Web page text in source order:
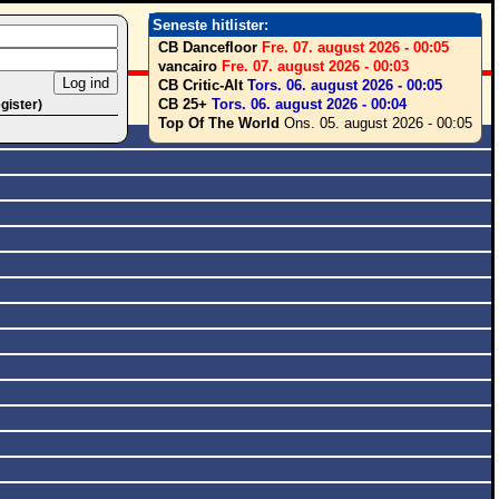
Seneste hitlister:
CB Dancefloor Fre. 07. august 2026 - 00:05
vancairo Fre. 07. august 2026 - 00:03
CB Critic-Alt Tors. 06. august 2026 - 00:05
CB 25+ Tors. 06. august 2026 - 00:04
Top Of The World Ons. 05. august 2026 - 00:05